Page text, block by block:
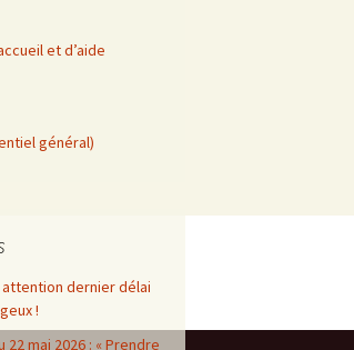
et d’aide
général)
attention dernier délai
!
mai 2026 : « Prendre